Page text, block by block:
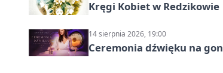
Kręgi Kobiet w Redzikowie
14 sierpnia 2026, 19:00
Ceremonia dźwięku na